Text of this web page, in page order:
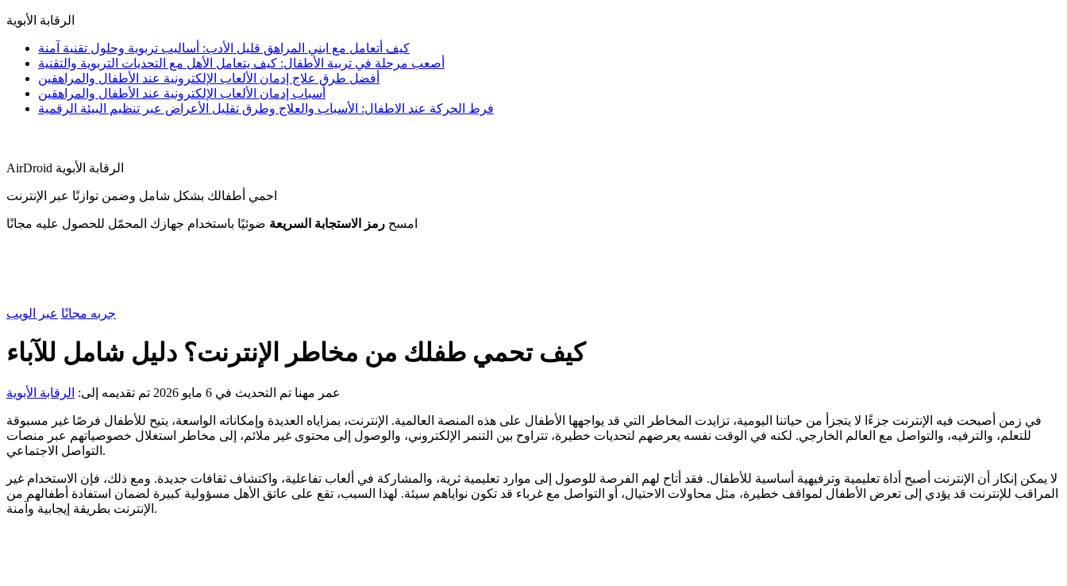
الرقابة الأبوية
كيف أتعامل مع ابني المراهق قليل الأدب: أساليب تربوية وحلول تقنية آمنة
أصعب مرحلة في تربية الأطفال: كيف يتعامل الأهل مع التحديات التربوية والتقنية
أفضل طرق علاج إدمان الألعاب الإلكترونية عند الأطفال والمراهقين
أسباب إدمان الألعاب الإلكترونية عند الأطفال والمراهقين
فرط الحركة عند الاطفال: الأسباب والعلاج وطرق تقليل الأعراض عبر تنظيم البيئة الرقمية
AirDroid الرقابة الأبوية
احمي أطفالك بشكل شامل وضمن توازنًا عبر الإنترنت
امسح رمز الاستجابة السريعة ضوئيًا باستخدام جهازك المحمّل للحصول عليه مجانًا
جربه مجانًا عبر الويب
كيف تحمي طفلك من مخاطر الإنترنت؟ دليل شامل للآباء
عمر مهنا تم التحديث في 6 مايو 2026 تم تقديمه إلى: الرقابة الأبوية
في زمن أصبحت فيه الإنترنت جزءًا لا يتجزأ من حياتنا اليومية، تزايدت المخاطر التي قد يواجهها الأطفال على هذه المنصة العالمية. الإنترنت، بمزاياه العديدة وإمكاناته الواسعة، يتيح للأطفال فرصًا غير مسبوقة
للتعلم، والترفيه، والتواصل مع العالم الخارجي. لكنه في الوقت نفسه يعرضهم لتحديات خطيرة، تتراوح بين التنمر الإلكتروني، والوصول إلى محتوى غير ملائم، إلى مخاطر استغلال خصوصياتهم عبر منصات
التواصل الاجتماعي.
لا يمكن إنكار أن الإنترنت أصبح أداة تعليمية وترفيهية أساسية للأطفال. فقد أتاح لهم الفرصة للوصول إلى موارد تعليمية ثرية، والمشاركة في ألعاب تفاعلية، واكتشاف ثقافات جديدة. ومع ذلك، فإن الاستخدام غير
المراقب للإنترنت قد يؤدي إلى تعرض الأطفال لمواقف خطيرة، مثل محاولات الاحتيال، أو التواصل مع غرباء قد تكون نواياهم سيئة. لهذا السبب، تقع على عاتق الأهل مسؤولية كبيرة لضمان استفادة أطفالهم من
الإنترنت بطريقة إيجابية وآمنة.